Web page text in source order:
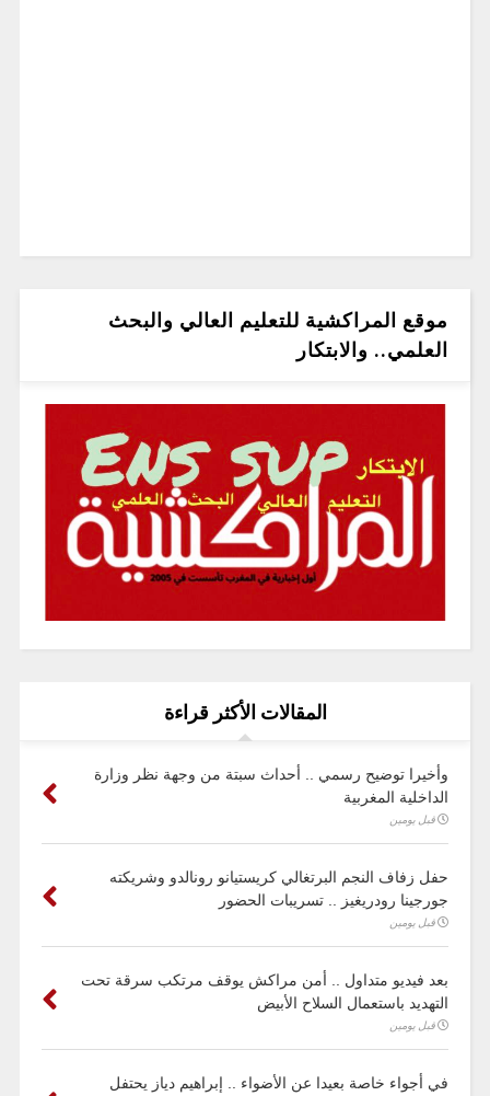
موقع المراكشية للتعليم العالي والبحث
العلمي.. والابتكار
المقالات الأكثر قراءة
وأخيرا توضيح رسمي .. أحداث سبتة من وجهة نظر وزارة
الداخلية المغربية
قبل يومين
حفل زفاف النجم البرتغالي كريستيانو رونالدو وشريكته
جورجينا رودريغيز .. تسريبات الحضور
قبل يومين
بعد فيديو متداول .. أمن مراكش يوقف مرتكب سرقة تحت
التهديد باستعمال السلاح الأبيض
قبل يومين
في أجواء خاصة بعيدا عن الأضواء .. إبراهيم دياز يحتفل